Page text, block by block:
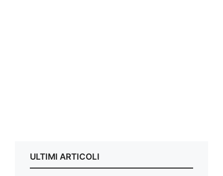
ULTIMI ARTICOLI